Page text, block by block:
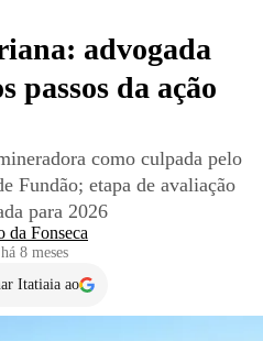
advogada
passos da ação
como culpada pelo
Fundão; etapa de avaliação
para 2026
da Fonseca
há 8 meses
Itatiaia ao